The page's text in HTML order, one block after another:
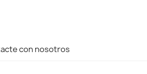
con nosotros